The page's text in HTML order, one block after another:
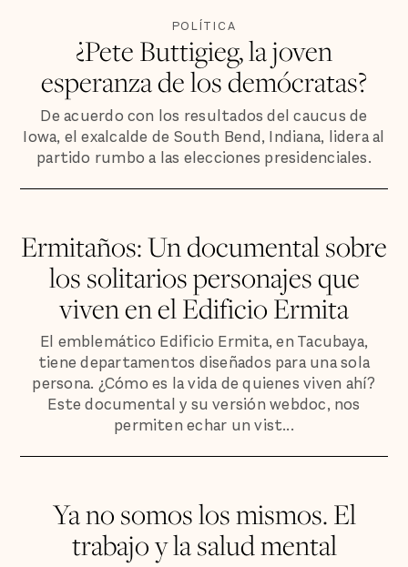
POLÍTICA
¿Pete Buttigieg, la joven
esperanza de los demócratas?
De acuerdo con los resultados del caucus de
Iowa, el exalcalde de South Bend, Indiana, lidera al
partido rumbo a las elecciones presidenciales.
Ermitaños: Un documental sobre
los solitarios personajes que
viven en el Edificio Ermita
El emblemático Edificio Ermita, en Tacubaya,
tiene departamentos diseñados para una sola
persona. ¿Cómo es la vida de quienes viven ahí?
Este documental y su versión webdoc, nos
permiten echar un vist...
Ya no somos los mismos. El
trabajo y la salud mental